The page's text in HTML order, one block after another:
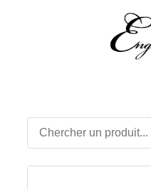
Boucles d’Oreilles
Boutons de manchette